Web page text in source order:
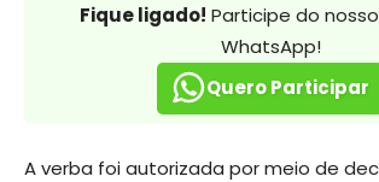
Fique ligado! Participe do
WhatsApp!
Quero Participar
A verba foi autorizada por meio de